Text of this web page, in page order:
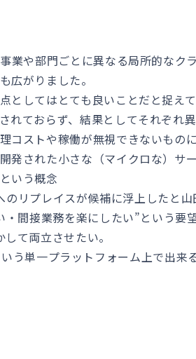
業や部門ごとに異なる局所的な
広がりました。
としてはとても良いことだと捉え
れておらず、結果としてそれぞ
コストや稼働が無視できないもの
された小さな（マイクロな）サ
いう概念
リプレイスが候補に浮上したと山
・間接業務を楽にしたい”という
て両立させたい。
う単一プラットフォーム上で出来